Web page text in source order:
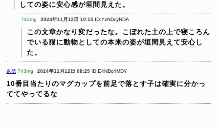
しての姿に安心感が垣間見えた。
743mg 2024年11月12日 10:15 ID:YzNDcyNDA
この文章かなり変だったな。こぼれた土の上で寝ころん
でいる猫に動物としての本来の姿が垣間見えて安心し
た。
返信 743mg 2024年11月12日 08:29 ID:E4NDc4MDY
10番目当たりのマグカップを前足で落とす子は確実に分かっ
ててやってるな